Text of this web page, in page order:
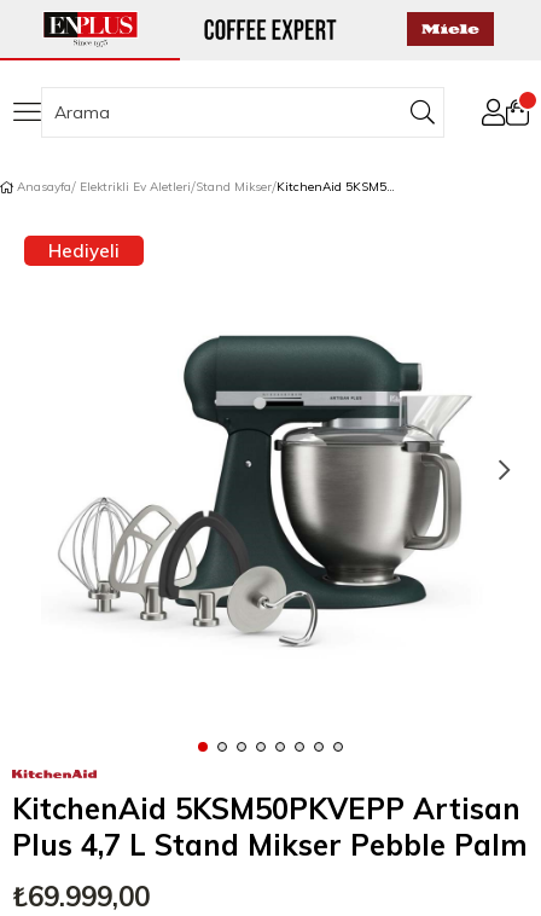
Anasayfa Elektrikli Ev Aletleri Stand Mikser KitchenAid 5KSM50PKVEPP Artisan Plus 4,7 L Stand Mikser Pebble Palm
Hediyeli
KitchenAid 5KSM50PKVEPP Artisan
Plus 4,7 L Stand Mikser Pebble Palm
₺69.999,00